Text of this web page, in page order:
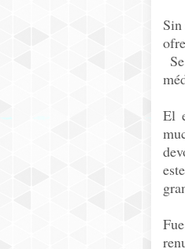
Sin
El